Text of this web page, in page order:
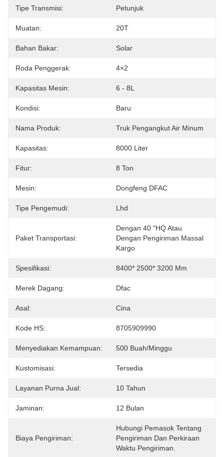
Tipe Transmisi: Petunjuk
Muatan: 20T
Bahan Bakar: Solar
Roda Penggerak: 4×2
Kapasitas Mesin: 6 - 8L
Kondisi: Baru
Nama Produk: Truk Pengangkut Air Minum
Kapasitas: 8000 Liter
Fitur: 8 Ton
Mesin: Dongfeng DFAC
Tipe Pengemudi: Lhd
Paket Transportasi:
Dengan 40 "HQ Atau
Dengan Pengiriman Massal
Kargo
Spesifikasi: 8400* 2500* 3200 Mm
Merek Dagang: Dfac
Asal: Cina
Kode HS: 8705909990
Menyediakan Kemampuan: 500 Buah/minggu
Kustomisasi: Tersedia
Layanan Purna Jual: 10 Tahun
Jaminan: 12 Bulan
Biaya Pengiriman:
Hubungi Pemasok Tentang
Pengiriman Dan Perkiraan
Waktu Pengiriman.